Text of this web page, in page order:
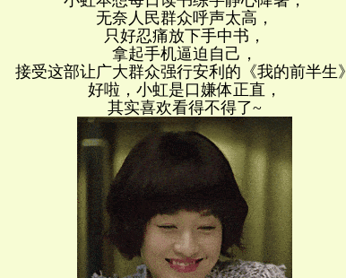
无奈人民群众呼声太高，
只好忍痛放下手中书，
拿起手机逼迫自己，
接受这部让广大群众强行安利的《我的前半生》
好啦，小虹是口嫌体正直，
其实喜欢看得不得了~